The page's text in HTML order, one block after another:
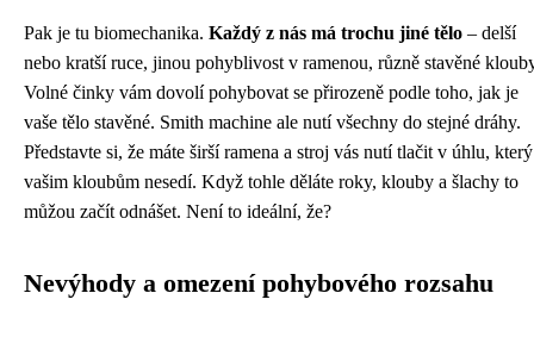
Pak je tu biomechanika. Každý z nás má trochu jiné tělo – delší
nebo kratší ruce, jinou pohyblivost v ramenou, různě stavěné
Volné činky vám dovolí pohybovat se přirozeně podle toho, jak je
vaše tělo stavěné. Smith machine ale nutí všechny do stejné dráhy.
Představte si, že máte širší ramena a stroj vás nutí tlačit v úhlu, který
vašim kloubům nesedí. Když tohle děláte roky, klouby a šlachy to
můžou začít odnášet. Není to ideální, že?
Nevýhody a omezení pohybového rozsahu